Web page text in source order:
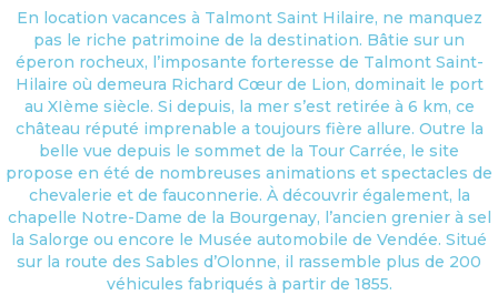
En location vacances à Talmont Saint Hilaire, ne manquez
pas le riche patrimoine de la destination. Bâtie sur un
éperon rocheux, l’imposante forteresse de Talmont Saint-
Hilaire où demeura Richard Cœur de Lion, dominait le port
au XIème siècle. Si depuis, la mer s’est retirée à 6 km, ce
château réputé imprenable a toujours fière allure. Outre la
belle vue depuis le sommet de la Tour Carrée, le site
propose en été de nombreuses animations et spectacles de
chevalerie et de fauconnerie. À découvrir également, la
chapelle Notre-Dame de la Bourgenay, l’ancien grenier à sel
la Salorge ou encore le Musée automobile de Vendée. Situé
sur la route des Sables d’Olonne, il rassemble plus de 200
véhicules fabriqués à partir de 1855.